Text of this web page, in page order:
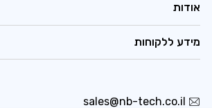
אודות
מידע ללקוחות
sales@nb-tech.co.il